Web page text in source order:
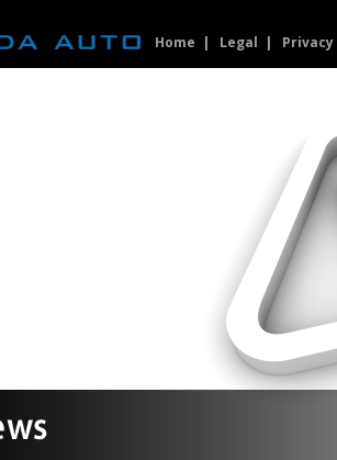
Home Legal